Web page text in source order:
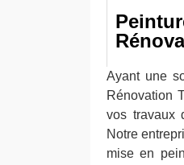
Ayant une
Rénovation
vos travaux
Notre
mise en